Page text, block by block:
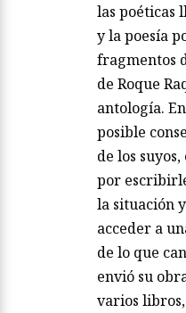
las poéticas
y la poesía
fragmentos
de Roque
antología.
posible
de los
por
la situación
acceder a
de lo que
envió su
varios